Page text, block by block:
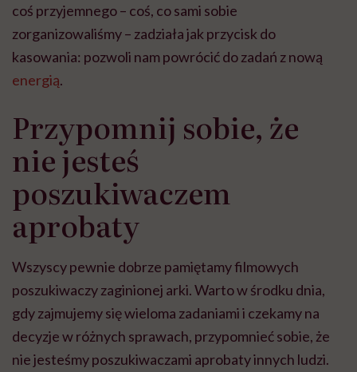
coś przyjemnego – coś, co sami sobie
zorganizowaliśmy – zadziała jak przycisk do
kasowania: pozwoli nam powrócić do zadań z nową
energią.
Przypomnij sobie, że
nie jesteś
poszukiwaczem
aprobaty
Wszyscy pewnie dobrze pamiętamy filmowych
poszukiwaczy zaginionej arki. Warto w środku dnia,
gdy zajmujemy się wieloma zadaniami i czekamy na
decyzje w różnych sprawach, przypomnieć sobie, że
nie jesteśmy poszukiwaczami aprobaty innych ludzi.